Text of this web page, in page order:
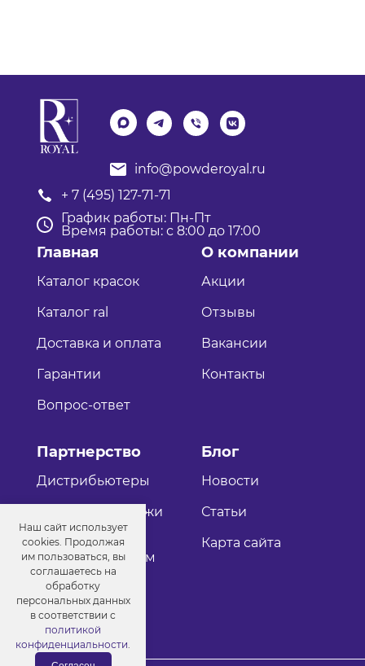
info@powderoyal.ru
+ 7 (495) 127-71-71
График работы: Пн-Пт
Время работы: с 8:00 до 17:00
Главная
Каталог красок
Каталог ral
Доставка и оплата
Гарантии
Вопрос-ответ
О компании
Акции
Отзывы
Вакансии
Контакты
Партнерство
Дистрибьютеры
Оптовые продажи
Как стать
дистрибьютером
Блог
Новости
Статьи
Карта сайта
Наш сайт использует
cookies. Продолжая
им пользоваться, вы
соглашаетесь на
обработку
персональных данных
в соответствии с
политикой
конфиденциальности.